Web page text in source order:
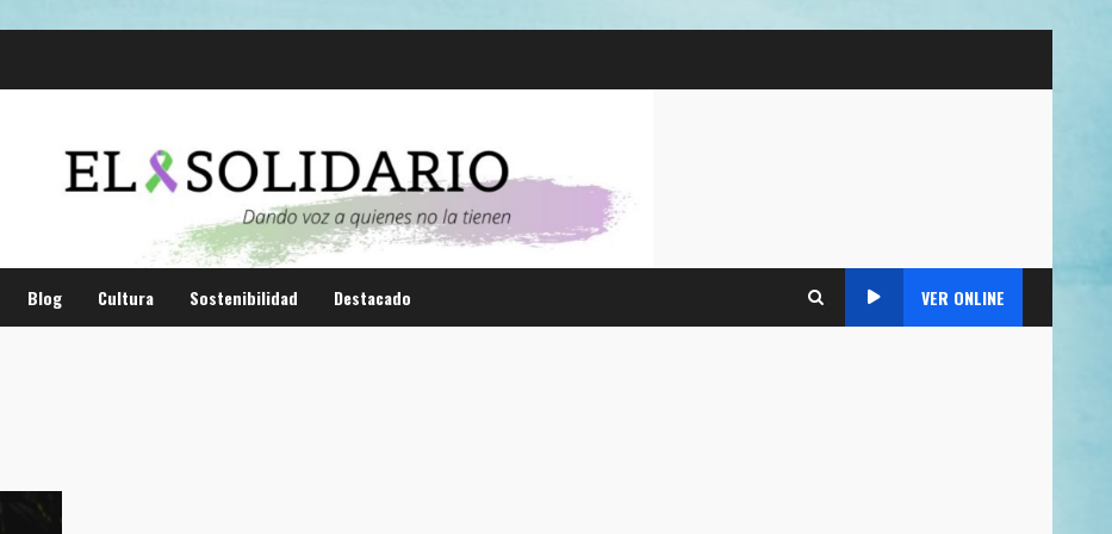
Blog Cultura Sostenibilidad Destacado VER ONLINE